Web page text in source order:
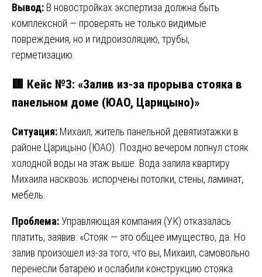
Вывод: В новостройках экспертиза должна быть
комплексной — проверять не только видимые
повреждения, но и гидроизоляцию, трубы,
герметизацию.
🟥 Кейс №3: «Залив из-за прорыва стояка в
панельном доме (ЮАО, Царицыно)»
Ситуация: Михаил, житель панельной девятиэтажки в
районе Царицыно (ЮАО). Поздно вечером лопнул стояк
холодной воды на этаж выше. Вода залила квартиру
Михаила насквозь: испорчены потолки, стены, ламинат,
мебель.
Проблема:Управляющая компания (УК) отказалась
платить, заявив: «Стояк — это общее имущество, да. Но
залив произошел из-за того, что вы, Михаил, самовольно
перенесли батарею и ослабили конструкцию стояка.